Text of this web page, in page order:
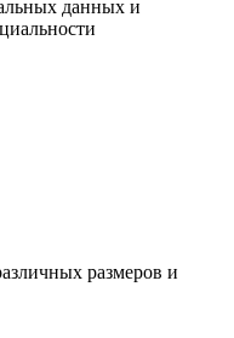
данных и
размеров и